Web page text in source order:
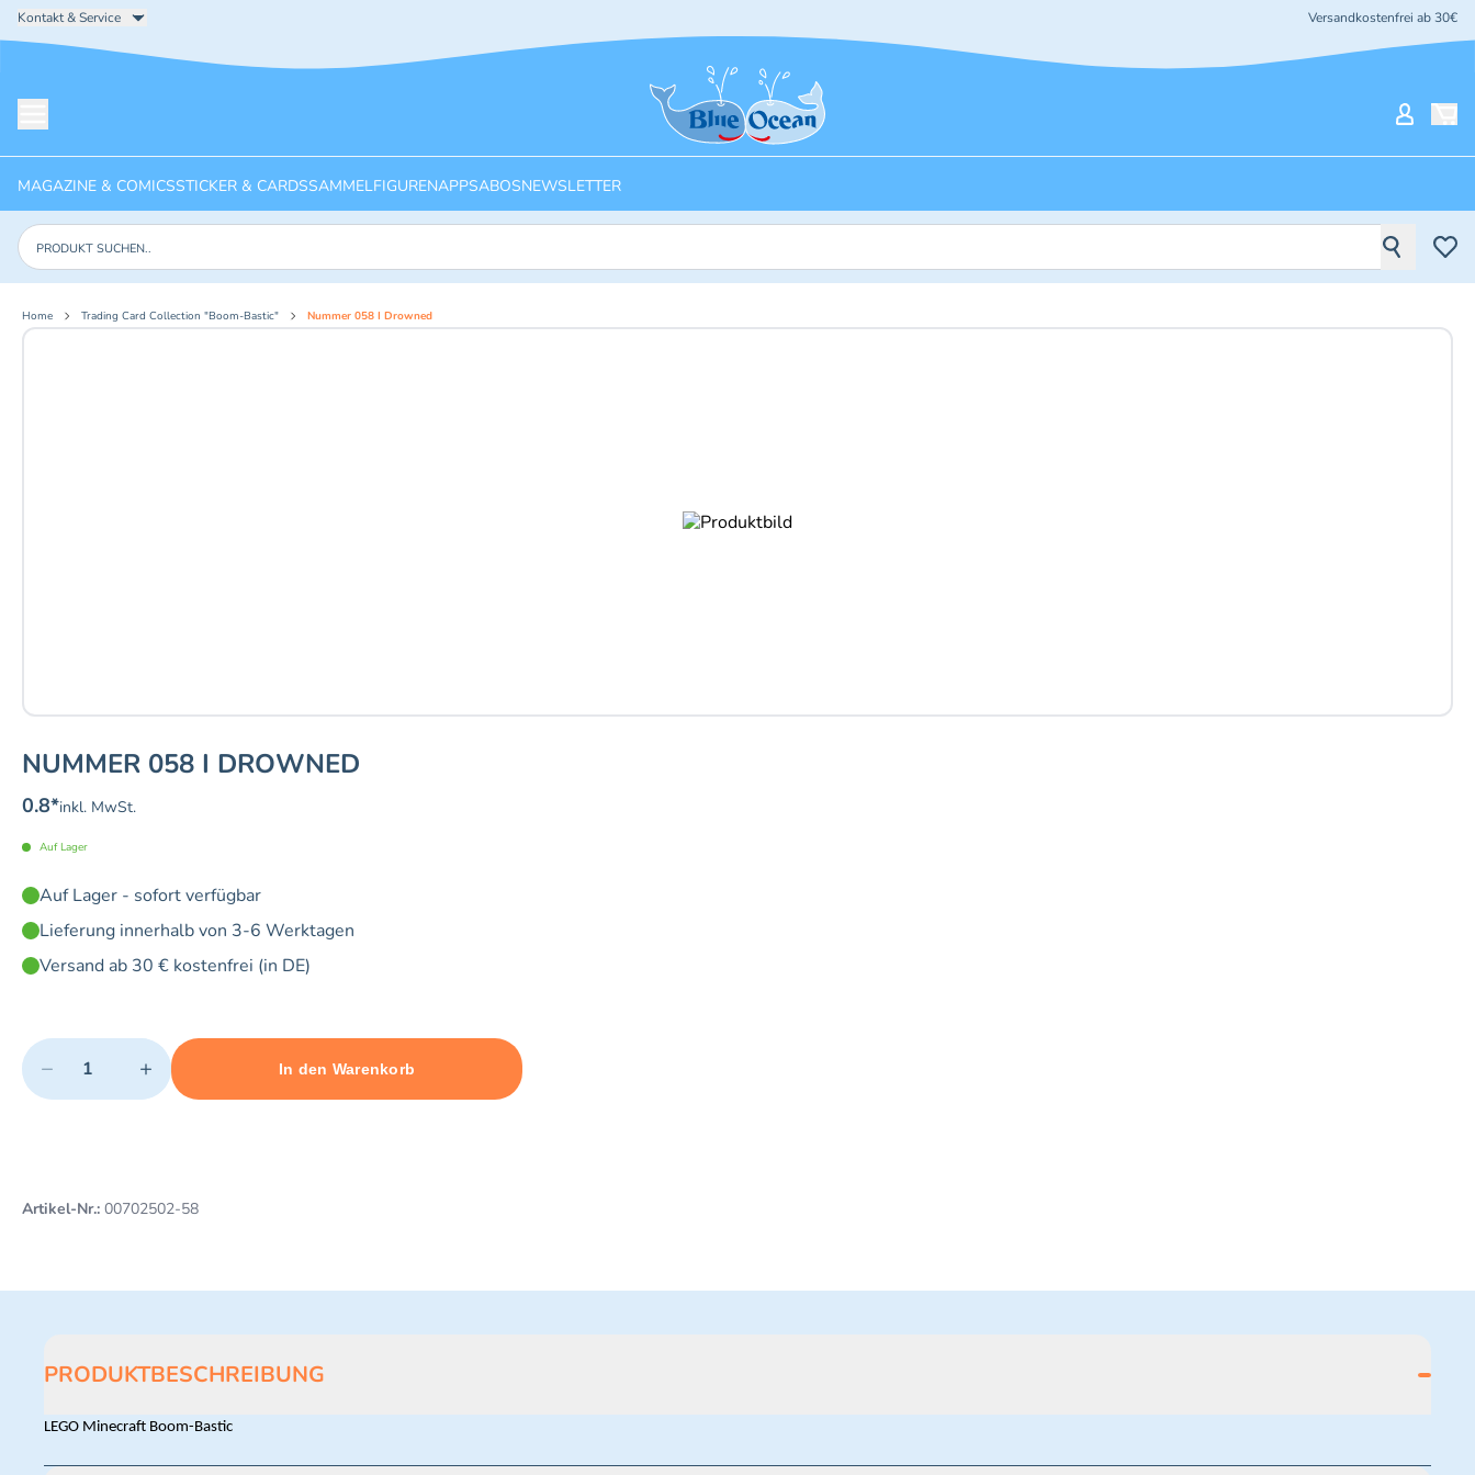
Kontakt & Service Versandkostenfrei ab 30€
Startseite
MAGAZINE & COMICSSTICKER & CARDSSAMMELFIGURENAPPSABOSNEWSLETTER
Produkte suchen
Home Trading Card Collection "Boom-Bastic" Nummer 058 I Drowned
NUMMER 058 I DROWNED
0.8*inkl. MwSt.
Auf Lager
Auf Lager - sofort verfügbar
Lieferung innerhalb von 3-6 Werktagen
Versand ab 30 € kostenfrei (in DE)
Quantity
− +
Minimum quantity: 1 Maximum quantity: 3
In den Warenkorb
Add 1 item to cart
Artikel-Nr.: 00702502-58
PRODUKTBESCHREIBUNG
LEGO Minecraft Boom-Bastic